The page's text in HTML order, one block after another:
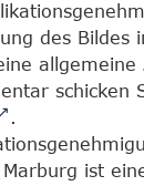
des Bildes
schicken
.
ist